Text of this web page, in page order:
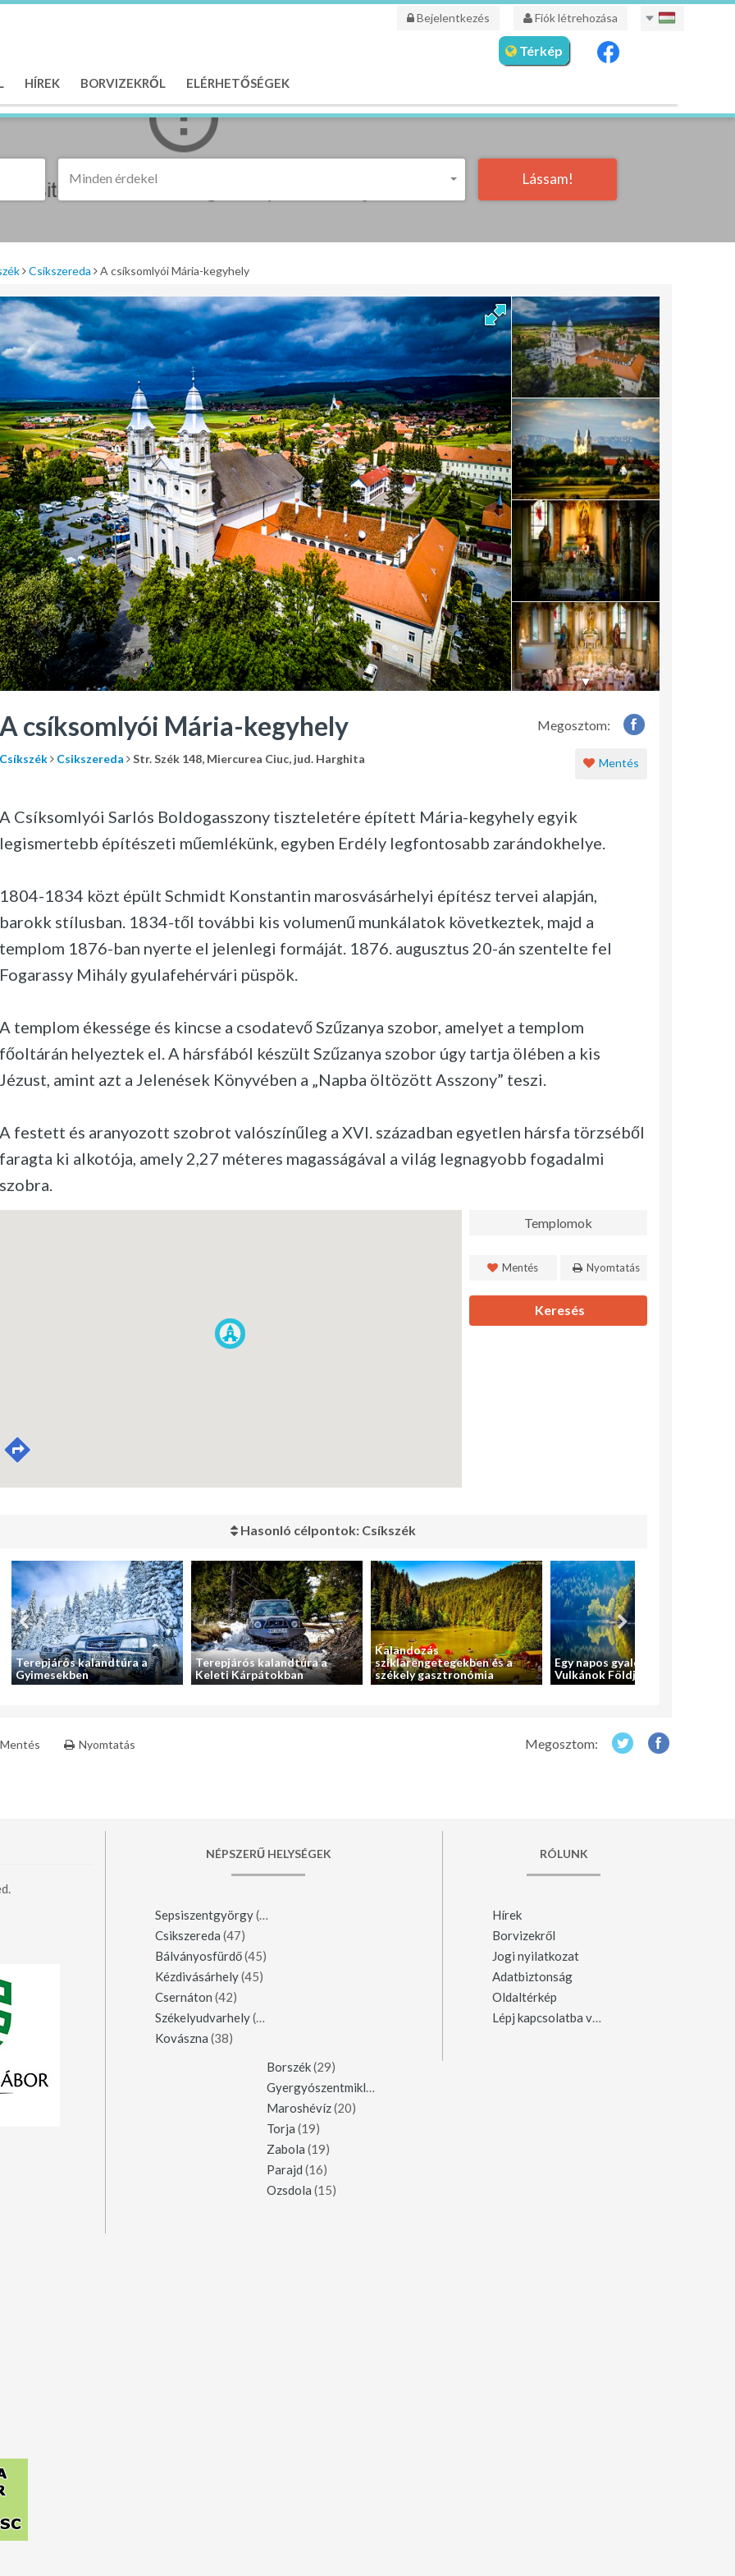
Bejelentkezés Fiók létrehozása
HÍREK BORVIZEKRŐL ELÉRHETŐSÉGEK
Térkép
Minden érdekel Lássam!
Csikszereda A csíksomlyói Mária-kegyhely
Megosztom:
A csíksomlyói Mária-kegyhely
Csíkszék Csikszereda Str. Szék 148, Miercurea Ciuc, jud. Harghita Mentés
A Csíksomlyói Sarlós Boldogasszony tiszteletére épített Mária-kegyhely egyik
legismertebb építészeti műemlékünk, egyben Erdély legfontosabb zarándokhelye.
1804-1834 közt épült Schmidt Konstantin marosvásárhelyi építész tervei alapján,
barokk stílusban. 1834-től további kis volumenű munkálatok következtek, majd a
templom 1876-ban nyerte el jelenlegi formáját. 1876. augusztus 20-án szentelte fel
Fogarassy Mihály gyulafehérvári püspök.
A templom ékessége és kincse a csodatevő Szűzanya szobor, amelyet a templom
főoltárán helyeztek el. A hársfából készült Szűzanya szobor úgy tartja ölében a kis
Jézust, amint azt a Jelenések Könyvében a „Napba öltözött Asszony” teszi.
A festett és aranyozott szobrot valószínűleg a XVI. században egyetlen hársfa törzséből
faragta ki alkotója, amely 2,27 méteres magasságával a világ legnagyobb fogadalmi
szobra.
Templomok
Mentés Nyomtatás
Keresés
Hasonló célpontok: Csíkszék
Terepjárós kalandtúra a
Gyimesekben
Terepjárós kalandtúra a
Keleti Kárpátokban
Kalandozás
sziklarengetegekben és a
székely gasztronómia
Egy napos gyalogtúra a
Vulkánok Földjére
Mentés Nyomtatás Megosztom:
NÉPSZERŰ HELYSÉGEK
Sepsiszentgyörgy(123)
Csikszereda (47)
Bálványosfürdő(45)
Kézdivásárhely(45)
Csernáton (42)
Székelyudvarhely(42)
Kovászna (38)
Borszék(29)
Gyergyószentmiklós
Maroshévíz(20)
Torja (19)
Zabola (19)
Parajd (16)
Ozsdola (15)
RÓLUNK
Hírek
Borvizekről
Jogi nyilatkozat
Adatbiztonság
Oldaltérkép
Lépj kapcsolatba velünk